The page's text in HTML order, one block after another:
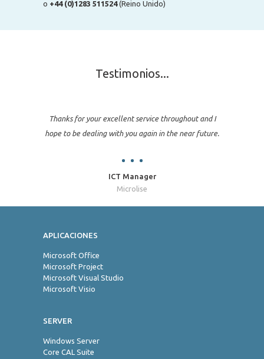
o +44 (0)1283 511524(Reino Unido)
Testimonios...
Thanks for your excellent service throughout and I
hope to be dealing with you again in the near future.
ICT Manager
Microlise
APLICACIONES
Microsoft Office
Microsoft Project
Microsoft Visual Studio
Microsoft Visio
SERVER
Windows Server
Core CAL Suite